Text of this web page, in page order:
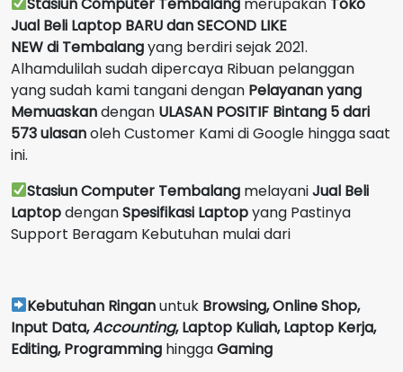
Jual Beli Laptop BARU dan SECOND LIKE
NEWdi Tembalangyang berdiri sejak 2021.
Alhamdulilah sudah dipercaya Ribuan pelanggan
yang sudah kami tangani dengan Pelayanan yang
Memuaskandengan ULASAN POSITIF Bintang 5 dari
573 ulasanoleh Customer Kami di Google hingga saat
ini.
Stasiun Computer Tembalang melayaniJual Beli
LaptopdenganSpesifikasi Laptopyang Pastinya
Support Beragam Kebutuhan mulai dari
Kebutuhan Ringanuntuk Browsing, Online Shop,
Input Data,Accounting, Laptop Kuliah, Laptop Kerja,
Editing, Programming hinggaGaming